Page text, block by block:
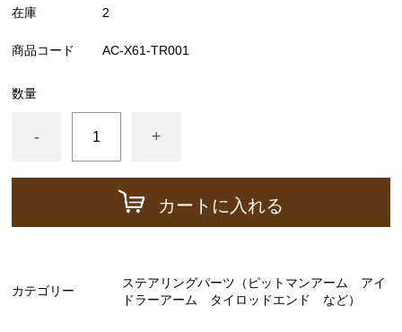
ーゲージ ホースなど）
シャフトブーツ デフなど）
エアコン ヒーター関係
スープラ GA70 GA70H MA70 JZA70
エンジンパーツ 7M-GTEU MA70
エンジンパーツ 1G-GTEU GA70 GA70H
在庫 2
商品コード AC-X61-TR001
数量
- +
カートに入れる
カテゴリー
ステアリングパーツ（ピットマンアーム アイ
ドラーアーム タイロッドエンド など）